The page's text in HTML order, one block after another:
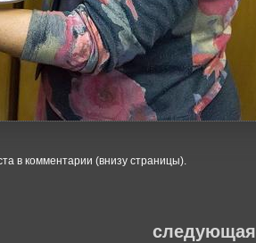
в комментарии (внизу страницы).
следующая